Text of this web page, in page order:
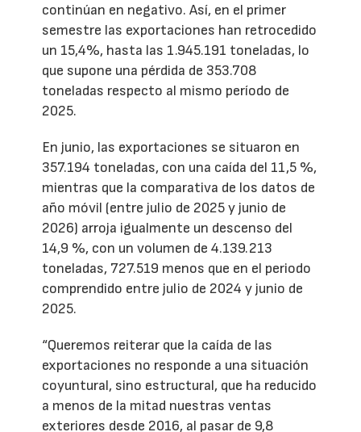
continúan en negativo. Así, en el primer
semestre las exportaciones han retrocedido
un 15,4%, hasta las 1.945.191 toneladas, lo
que supone una pérdida de 353.708
toneladas respecto al mismo período de
2025.
En junio, las exportaciones se situaron en
357.194 toneladas, con una caída del 11,5 %,
mientras que la comparativa de los datos de
año móvil (entre julio de 2025 y junio de
2026) arroja igualmente un descenso del
14,9 %, con un volumen de 4.139.213
toneladas, 727.519 menos que en el periodo
comprendido entre julio de 2024 y junio de
2025.
“Queremos reiterar que la caída de las
exportaciones no responde a una situación
coyuntural, sino estructural, que ha reducido
a menos de la mitad nuestras ventas
exteriores desde 2016, al pasar de 9,8